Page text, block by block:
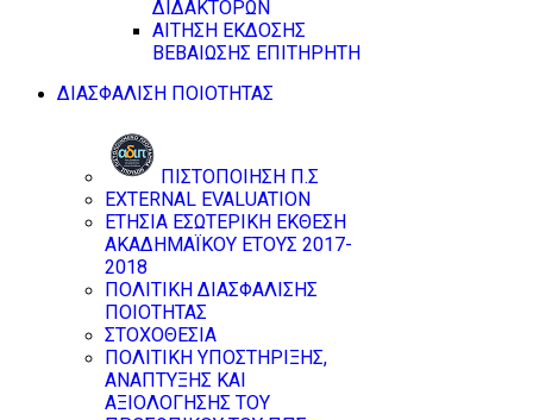
ΔΙΔΑΚΤΟΡΩΝ
ΑΙΤΗΣΗ ΕΚΔΟΣΗΣ
ΒΕΒΑΙΩΣΗΣ ΕΠΙΤΗΡΗΤΗ
ΔΙΑΣΦΑΛΙΣΗ ΠΟΙΟΤΗΤΑΣ
ΠΙΣΤΟΠΟΙΗΣΗ Π.Σ
EXTERNAL EVALUATION
ΕΤΗΣΙΑ ΕΣΩΤΕΡΙΚΗ ΕΚΘΕΣΗ
ΑΚΑΔΗΜΑΪΚΟΥ ΕΤΟΥΣ 2017-
2018
ΠΟΛΙΤΙΚΗ ΔΙΑΣΦΑΛΙΣΗΣ
ΠΟΙΟΤΗΤΑΣ
ΣΤΟΧΟΘΕΣΙΑ
ΠΟΛΙΤΙΚΗ ΥΠΟΣΤΗΡΙΞΗΣ,
ΑΝΑΠΤΥΞΗΣ ΚΑΙ
ΑΞΙΟΛΟΓΗΣΗΣ ΤΟΥ